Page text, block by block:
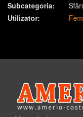
Subcategoria:
Utilizator: